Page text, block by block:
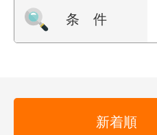
条 件
新着順